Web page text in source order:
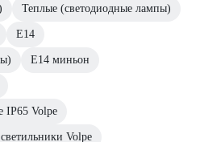
Теплые (светодиодные лампы)
Е14
E14 миньон
IP65 Volpe
Volpe